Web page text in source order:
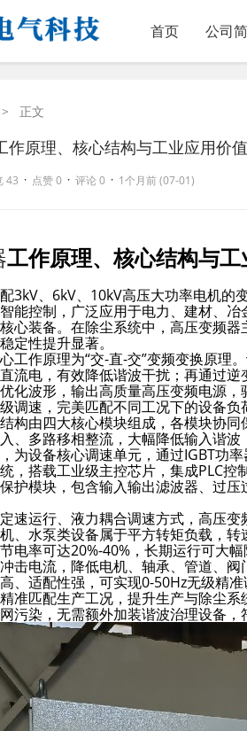
首页 公司
> 正文
作原理、核心结构与工业应用价
43 · 点赞 0 · 评论 0 · 1个月前 (07-01)
工作原理、核心结构与
3kV、6kV、10kV高压大功率电机
能控制，广泛应用于电力、建材、
心装备。在除尘系统中，高压变频
定性提升显著。
工作原理为“交-直-交”变频变换原理
流电，有效降低谐波干扰；再通过
化波形，输出高质量高压变频电源
调速，完美匹配不同工况下的设备负
构由四大核心模块组成，各模块协
、多路移相整流，大幅降低输入谐
为设备核心调速单元，通过IGBT功
，搭载工业级主控芯片，集成PLC
护模块，包含输入输出滤波器、过
速运行、液力耦合调速方式，高压
、水泵类设备属于平方转矩负载，
电率可达20%-40%，长期运行可大
击电流，降低电机、轴承、管道、
、适配性强，可实现0-50Hz无级精
准匹配生产工况，提升生产与除尘
污染，无需额外加装谐波治理设备